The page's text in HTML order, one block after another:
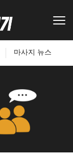
마사지 뉴스